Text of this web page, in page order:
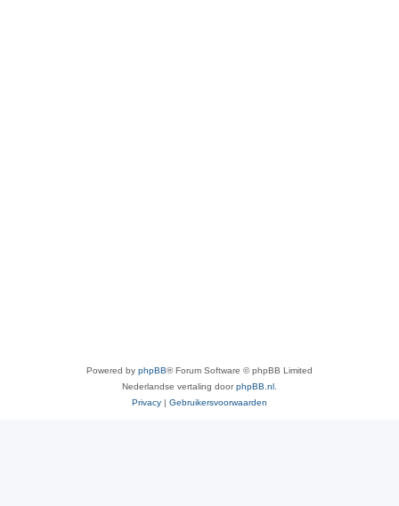
Powered by phpBB® Forum Software © phpBB Limited
Nederlandse vertaling doorphpBB.nl
Privacy | Gebruikersvoorwaarden